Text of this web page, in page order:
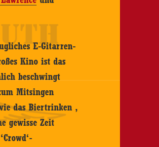
E-Gitarren-
Kino ist das
beschwingt
Mitsingen
das Biertrinken ,
gewisse Zeit